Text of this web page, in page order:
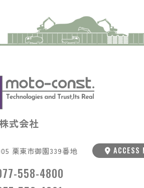
式会社
栗東市御園339番地 ACCESS
558-4800